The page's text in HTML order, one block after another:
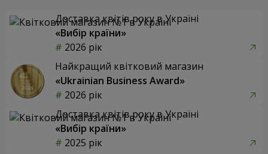
Доставка квітів року в Україні
«Вибір країни»
2026 рік
Найкращий квітковий магазин
«Ukrainian Business Award»
2026 рік
Доставка квітів року в Україні
«Вибір країни»
2025 рік